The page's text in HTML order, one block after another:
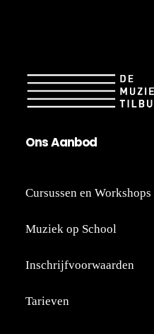
Ons Aanbod
Cursussen en Workshops
Muziek op School
Inschrijfvoorwaarden
Tarieven